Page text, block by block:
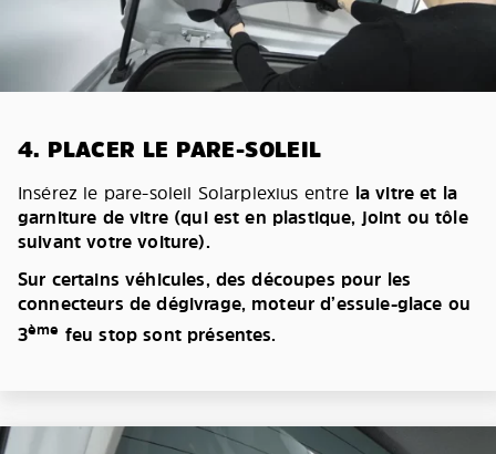
4. PLACER LE PARE-SOLEIL
Insérez le pare-soleil Solarplexius entre la vitre et la
garniture de vitre (qui est en plastique, joint ou tôle
suivant votre voiture).
Sur certains véhicules, des découpes pour les
connecteurs de dégivrage, moteur d’essuie-glace ou
3ème feu stop sont présentes.